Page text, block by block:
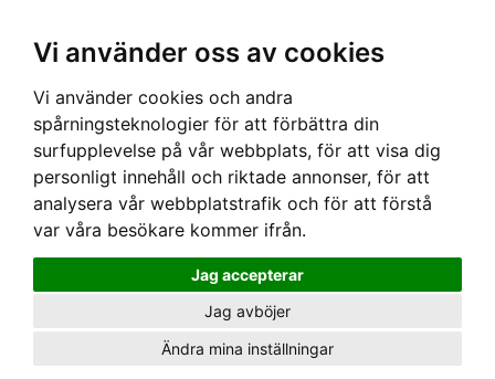
Vi använder oss av cookies
Vi använder cookies och andra
spårningsteknologier för att förbättra din
surfupplevelse på vår webbplats, för att visa dig
personligt innehåll och riktade annonser, för att
analysera vår webbplatstrafik och för att förstå
var våra besökare kommer ifrån.
Jag accepterar
Jag avböjer
Ändra mina inställningar
Hem› ACCESSOARER ›HÅRACCESSOARER › SWEET CO. HÅRNÅLAR - BLOMMA RÖD